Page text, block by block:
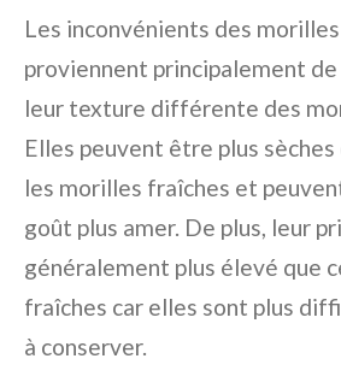
Les inconvénients des
proviennent principalement
leur texture différente des
Elles peuvent être plus
les morilles fraîches et
goût plus amer. De plus, leur
généralement plus élevé que
fraîches car elles sont plus
à conserver.